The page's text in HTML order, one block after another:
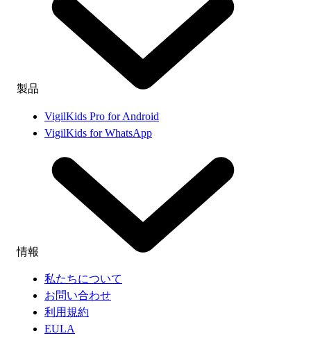
製品
VigilKids Pro for Android
VigilKids for WhatsApp
情報
私たちについて
お問い合わせ
利用規約
EULA